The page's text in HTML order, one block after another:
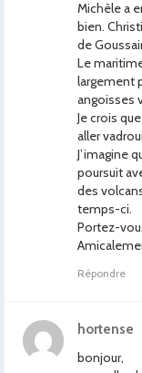
Michèle a
bien.
de
Le
largement
angoisses
Je crois
aller
J’imagine
poursuit
des
temps-ci.
Portez-
Répondre
hortense
bonjour,